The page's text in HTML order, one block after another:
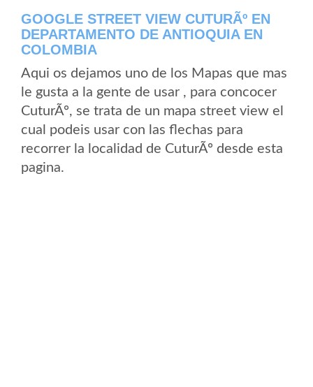
GOOGLE STREET VIEW CUTURÃº EN
DEPARTAMENTO DE ANTIOQUIA EN
COLOMBIA
Aqui os dejamos uno de los Mapas que mas
le gusta a la gente de usar , para concocer
CuturÃº, se trata de un mapa street view el
cual podeis usar con las flechas para
recorrer la localidad de CuturÃº desde esta
pagina.